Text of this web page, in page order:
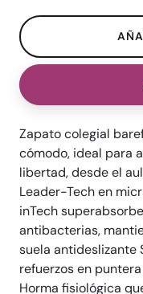
Zapato colegial
cómodo, ideal para
libertad, desde el
Leader-Tech en
inTech
antibacterias,
suela antideslizante
refuerzos en
Horma fisiológica